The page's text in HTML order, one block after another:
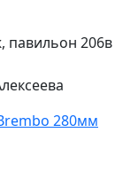
павильон 206в
280мм